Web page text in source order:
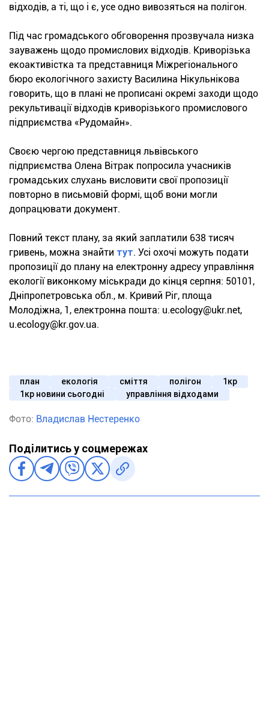
відходів, а ті, що і є, усе одно вивозяться на полігон.
Під час громадського обговорення прозвучала низка
зауважень щодо промислових відходів. Криворізька
екоактивістка та представниця Міжрегіонального
бюро екологічного захисту Василина Нікульнікова
говорить, що в плані не прописані окремі заходи щодо
рекультивації відходів криворізького промислового
підприємства «Рудомайн».
Своєю чергою представниця львівського
підприємства Олена Вітрак попросила учасників
громадських слухань висловити свої пропозиції
повторно в письмовій формі, щоб вони могли
допрацювати документ.
Повний текст плану, за який заплатили 638 тисяч
гривень, можна знайти тут. Усі охочі можуть подати
пропозиції до плану на електронну адресу управління
екології виконкому міськради до кінця серпня: 50101,
Дніпропетровська обл., м. Кривий Ріг, площа
Молодіжна, 1, електронна пошта: u.ecology@ukr.net,
u.ecology@kr.gov.ua.
план екологія сміття полігон
1кр
1кр новини сьогодні
управління відходами
Фото: Владислав Нестеренко
Поділитись у соцмережах